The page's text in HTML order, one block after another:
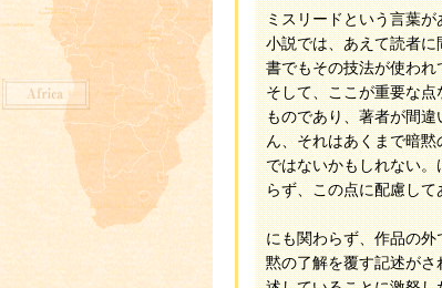
ミスリードという言葉が
小説では、あえて読者
書でもその技法が使われ
そして、ここが重要な
ものであり、著者が間
ん、それはあくまで暗
ではないかもしれない
らず、この点に配慮し
にも関わらず、作品の
黙の了解を覆す記述が